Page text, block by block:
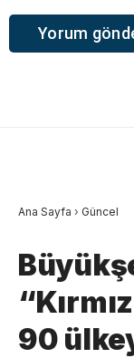
Ana Sayfa › Güncel
90